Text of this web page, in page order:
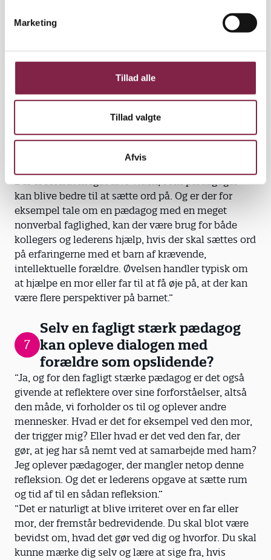
Marketing
Tillad alle
Tillad valgte
Afvis
Før spurgte man sin nære familie til råds, mens
man nu tyr til alle dem på diverse medier, der
Er der stadig behov for at få sat
flere ord på pædagogers tavse
viden?
”Pædagoger bør skærpe deres faglige argumenter,
Der er fortsat meget tavs viden, som pædagoger
kan blive bedre til at sætte ord på. Og er der for
eksempel tale om en pædagog med en meget
nonverbal faglighed, kan der være brug for både
kollegers og lederens hjælp, hvis der skal sættes ord
på erfaringerne med et barn af krævende,
intellektuelle forældre. Øvelsen handler typisk om
at hjælpe en mor eller far til at få øje på, at der kan
være flere perspektiver på barnet.”
7
Selv en fagligt stærk pædagog
kan opleve dialogen med
forældre som opslidende?
”Ja, og for den fagligt stærke pædagog er det også
givende at reflektere over sine forforståelser, altså
den måde, vi forholder os til og oplever andre
mennesker. Hvad er det for eksempel ved den mor,
der trigger mig? Eller hvad er det ved den far, der
gør, at jeg har så nemt ved at samarbejde med ham?
Jeg oplever pædagoger, der mangler netop denne
refleksion. Og det er lederens opgave at sætte rum
og tid af til en sådan refleksion.”
”Det er naturligt at blive irriteret over en far eller
mor, der fremstår bedrevidende. Du skal blot være
bevidst om, hvad det gør ved dig og hvorfor. Du skal
kunne mærke dig selv og lære at sige fra, hvis